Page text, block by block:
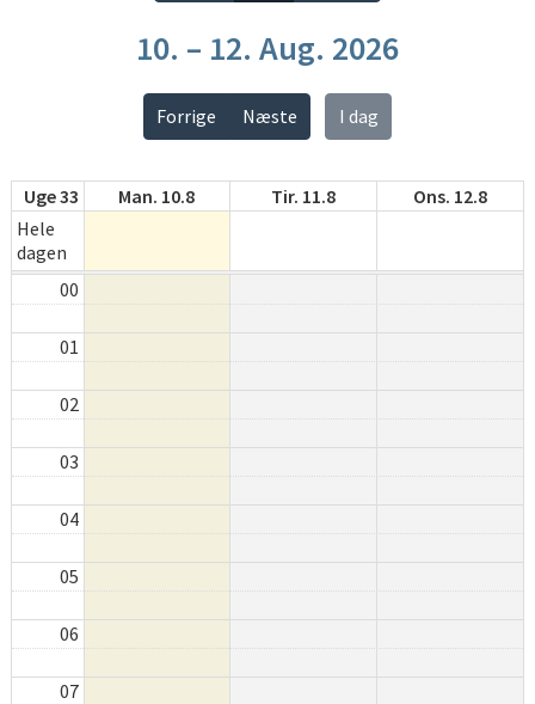
Forrige Næste I dag
10. – 12. Aug. 2026
Uge 33 Man. 10.8 Tir. 11.8
Ons. 12.8
Hele
dagen
00
01
02
03
04
05
06
07